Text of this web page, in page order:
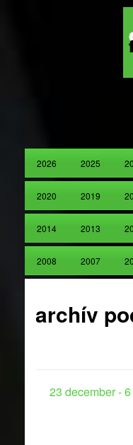
2026 2025
2020 2019
2014 2013
2008 2007
archív
23 december-6